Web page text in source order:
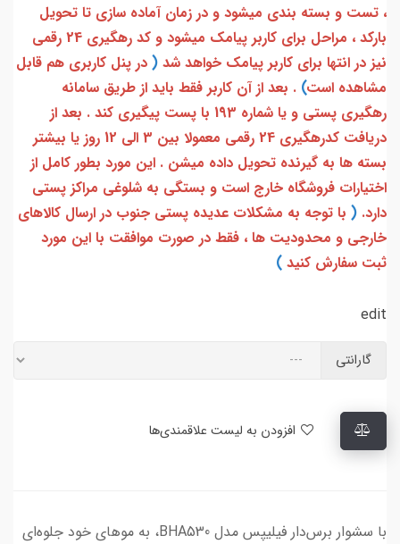
، تست و بسته بندی میشود و در زمان آماده سازی تا تحویل
بارکد ، مراحل برای کاربر پیامک میشود و کد رهگیری 24 رقمی
نیز در انتها برای کاربر پیامک خواهد شد ( در پنل کاربری هم قابل
مشاهده است) . بعد از آن کاربر فقط باید از طریق سامانه
رهگیری پستی و یا شماره 193 با پست پیگیری کند . بعد از
دریافت کدرهگیری 24 رقمی معمولا بین 3 الی 12 روز یا بیشتر
بسته ها به گیرنده تحویل داده میشن . این مورد بطور کامل از
اختیارات فروشگاه خارج است و بستگی به شلوغی مراکز پستی
دارد. ( با توجه به مشکلات عدیده پستی جنوب در ارسال کالاهای
خارجی و محدودیت ها ، فقط در صورت موافقت با این مورد
ثبت سفارش کنید )
edit
گارانتی
با سشوار برس‌دار فیلیپس مدل BHA530، به موهای خود جلوه‌ای